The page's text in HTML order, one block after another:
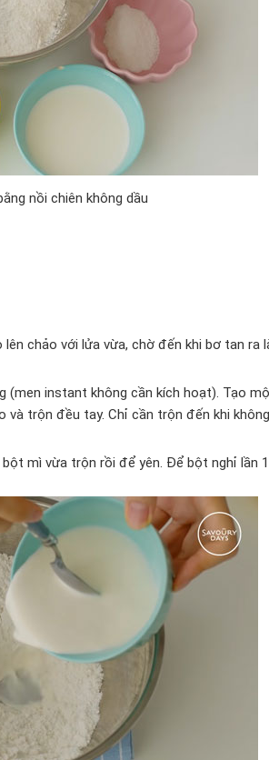
nồi chiên không dầu
chảo với lửa vừa, chờ đến khi bơ tan ra
instant không cần kích hoạt). Tạo
trộn đều tay. Chỉ cần trộn đến khi
mì vừa trộn rồi để yên. Để bột nghỉ lần